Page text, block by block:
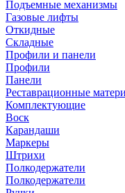
Подъемные механизмы
Газовые лифты
Откидные
Складные
Профили и панели
Профили
Панели
Реставрационные
Комплектующие
Воск
Карандаши
Маркеры
Штрихи
Полкодержатели
Полкодержатели